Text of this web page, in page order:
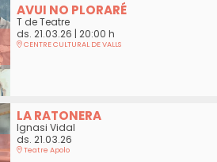
AVUI NO PLORARÉ
T de Teatre
ds. 21.03.26 | 20:00 h
CENTRE CULTURAL DE VALLS
LA RATONERA
Ignasi Vidal
ds. 21.03.26
Teatre Apolo